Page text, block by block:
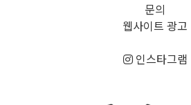
문의
웹사이트 광고
인스타그램